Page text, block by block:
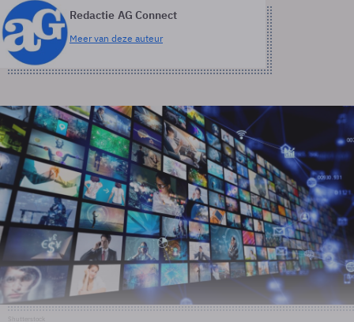
Redactie AG Connect
Meer van deze auteur